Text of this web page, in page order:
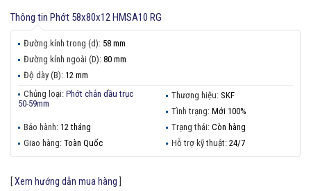
Thông tin Phớt 58x80x12 HMSA10 RG
Đường kính trong (d): 58 mm
Đường kính ngoài (D): 80 mm
Độ dày (B): 12 mm
Chủng loại: Phớt chắn dầu trục
50-59mm
Thương hiệu: SKF
Tình trạng: Mới 100%
Bảo hành: 12 tháng Trạng thái: Còn hàng
Giao hàng: Toàn Quốc Hỗ trợ kỹ thuật: 24/7
[Xem hướng dẫn mua hàng